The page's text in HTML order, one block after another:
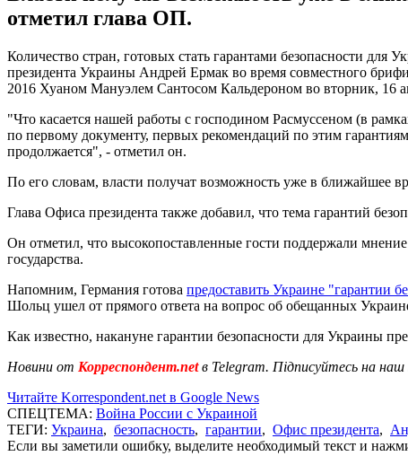
отметил глава ОП.
Количество стран, готовых стать гарантами безопасности
президента Украины Андрей Ермак во время совместного
2016 Хуаном Мануэлем Сантосом Кальдероном во вторник, 16
"Что касается нашей работы с господином Расмуссеном (в
по первому документу, первых рекомендаций по этим
продолжается", - отметил он.
По его словам, власти получат возможность уже в ближайшее
Глава Офиса президента также добавил, что тема гарантий
Он отметил, что высокопоставленные гости поддержали
государства.
Напомним, Германия готова предоставить Украине "гарантии
Шольц ушел от прямого ответа на вопрос об обещанных
Как известно, накануне гарантии безопасности для Украины
Новини от Корреспондент.netв Telegram. Підписуйтесь на наш
Читайте Korrespondent.net в Google News
СПЕЦТЕМА: Война России с Украиной
ТЕГИ: Украина, безопасность, гарантии, Офис президента,
Если вы заметили ошибку, выделите необходимый текст и